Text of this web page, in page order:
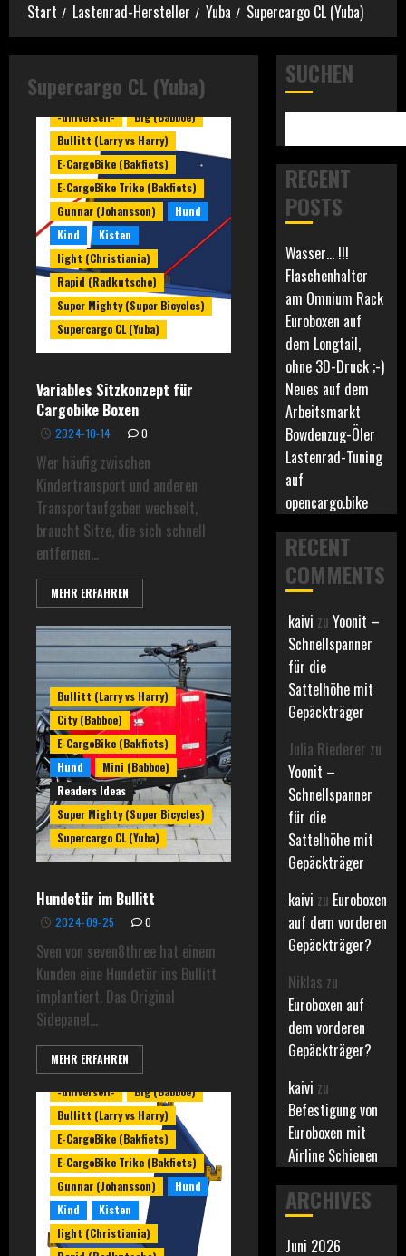
Start Lastenrad-Hersteller Yuba Supercargo CL (Yuba)
Supercargo CL (Yuba)
-universell-
Big (Babboe)
Bullitt (Larry vs Harry)
E-CargoBike (Bakfiets)
E-CargoBike Trike (Bakfiets)
Gunnar (Johansson)
Hund
Kind
Kisten
light (Christiania)
Rapid (Radkutsche)
Super Mighty (Super Bicycles)
Supercargo CL (Yuba)
Variables Sitzkonzept für
Cargobike Boxen
2024-10-14 0
Wer häufig zwischen
Kindertransport und anderen
Transportaufgaben wechselt,
braucht Sitze, die sich schnell
entfernen...
MEHR ERFAHREN
Bullitt (Larry vs Harry)
City (Babboe)
E-CargoBike (Bakfiets)
Hund
Mini (Babboe)
Readers Ideas
Super Mighty (Super Bicycles)
Supercargo CL (Yuba)
Hundetür im Bullitt
2024-09-25 0
Sven von seven8three hat einem
Kunden eine Hundetür ins Bullitt
implantiert. Das Original
Sidepanel...
MEHR ERFAHREN
-universell-
Big (Babboe)
Bullitt (Larry vs Harry)
E-CargoBike (Bakfiets)
E-CargoBike Trike (Bakfiets)
Gunnar (Johansson)
Hund
Kind
Kisten
light (Christiania)
SUCHEN
RECENT
POSTS
Wasser… !!!
Flaschenhalter
am Omnium Rack
Euroboxen auf
dem Longtail,
ohne 3D-Druck ;-)
Neues auf dem
Arbeitsmarkt
Bowdenzug-Öler
Lastenrad-Tuning
auf
opencargo.bike
RECENT
COMMENTS
kaivi zuYoonit –
Schnellspanner
für die
Sattelhöhe mit
Gepäckträger
Julia Riederer zu
Yoonit –
Schnellspanner
für die
Sattelhöhe mit
Gepäckträger
kaivi zu Euroboxen
auf dem vorderen
Gepäckträger?
Niklas zu
Euroboxen auf
dem vorderen
Gepäckträger?
kaivi zu
Befestigung von
Euroboxen mit
Airline Schienen
ARCHIVES
Juni 2026